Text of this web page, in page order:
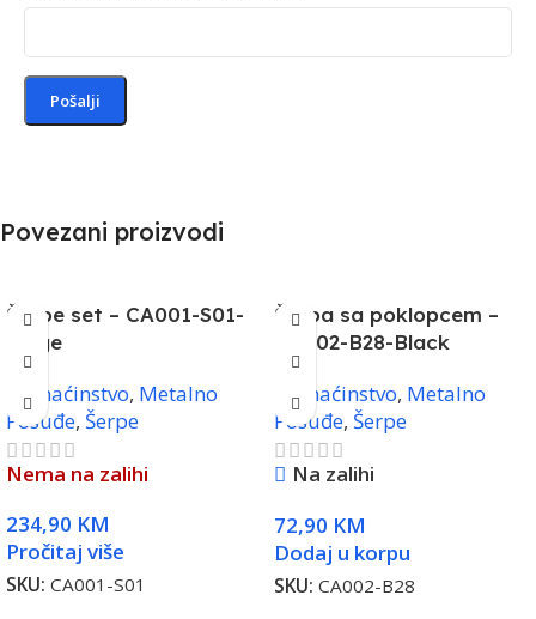
Povezani proizvodi
Šerpe set – CA001-S01-
Beige
Domaćinstvo, Metalno
Posuđe, Šerpe
Nema na zalihi
234,90 KM
Pročitaj više
SKU: CA001-S01
Šerpa sa poklopcem –
CA002-B28-Black
Domaćinstvo, Metalno
Posuđe, Šerpe
Na zalihi
72,90 KM
Dodaj u korpu
SKU: CA002-B28